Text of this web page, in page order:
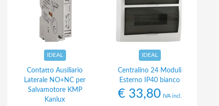
IDEAL
Contatto Ausiliario
Laterale NO+NC per
Salvamotore KMP
Kanlux
IDEAL
Centralino 24 Moduli
Esterno IP40 bianco
€33,80 IVA incl.